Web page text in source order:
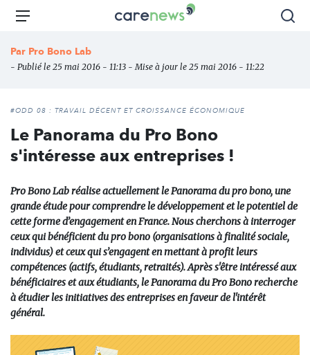
Aller
principal
Carenews,
des
l'engagement
Menu
Par Pro Bono Lab
- Publié le 25 mai 2016 - 11:13 - Mise à jour le 25 mai 2016 - 11:22
#ODD 08 : TRAVAIL DÉCENT ET CROISSANCE ÉCONOMIQUE
Le Panorama du Pro Bono
s'intéresse aux entreprises !
Pro Bono Lab réalise actuellement le Panorama du pro bono, une
grande étude pour comprendre le développement et le potentiel de
cette forme d’engagement en France. Nous cherchons à interroger
ceux qui bénéficient du pro bono (organisations à finalité sociale,
individus) et ceux qui s’engagent en mettant à profit leurs
compétences (actifs, étudiants, retraités). Après s'être intéressé aux
bénéficiaires et aux étudiants, le Panorama du Pro Bono recherche
à étudier les initiatives des entreprises en faveur de l'intérêt
général.